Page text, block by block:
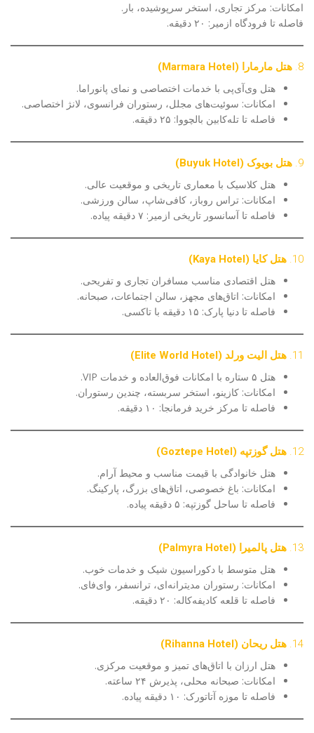
امکانات: مرکز تجاری، استخر سرپوشیده، بار.
فاصله تا فرودگاه ازمیر: ۲۰ دقیقه.
8. هتل مارمارا (Marmara Hotel)
هتل وی‌آی‌پی با خدمات اختصاصی و نمای پانوراما.
امکانات: سوئیت‌های مجلل، رستوران فرانسوی، لانژ اختصاصی.
فاصله تا تله‌کابین بالچووا: ۲۵ دقیقه.
9. هتل بویوک (Buyuk Hotel)
هتل کلاسیک با معماری تاریخی و موقعیت عالی.
امکانات: تراس روباز، کافی‌شاپ، سالن ورزشی.
فاصله تا آسانسور تاریخی ازمیر: ۷ دقیقه پیاده.
10. هتل کایا (Kaya Hotel)
هتل اقتصادی مناسب مسافران تجاری و تفریحی.
امکانات: اتاق‌های مجهز، سالن اجتماعات، صبحانه.
فاصله تا دنیا پارک: ۱۵ دقیقه با تاکسی.
11. هتل الیت ورلد (Elite World Hotel)
هتل ۵ ستاره با امکانات فوق‌العاده و خدمات VIP.
امکانات: کازینو، استخر سربسته، چندین رستوران.
فاصله تا مرکز خرید فرمانجا: ۱۰ دقیقه.
12. هتل گوزتپه (Goztepe Hotel)
هتل خانوادگی با قیمت مناسب و محیط آرام.
امکانات: باغ خصوصی، اتاق‌های بزرگ، پارکینگ.
فاصله تا ساحل گوزتپه: ۵ دقیقه پیاده.
13. هتل پالمیرا (Palmyra Hotel)
هتل متوسط با دکوراسیون شیک و خدمات خوب.
امکانات: رستوران مدیترانه‌ای، ترانسفر، وای‌فای.
فاصله تا قلعه کادیفه‌کاله: ۲۰ دقیقه.
14. هتل ریحان (Rihanna Hotel)
هتل ارزان با اتاق‌های تمیز و موقعیت مرکزی.
امکانات: صبحانه محلی، پذیرش ۲۴ ساعته.
فاصله تا موزه آتاتورک: ۱۰ دقیقه پیاده.